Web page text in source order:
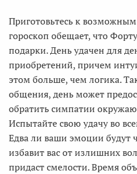
Приготовьтесь к
гороскоп обещает, что
подарки. День удачен для
приобретений, причем
этом больше, чем логика.
общения, день может
обратить симпатии
Испытайте свою удачу во
Едва ли ваши эмоции будут
избавит вас от излишних
придаст смелости. Время